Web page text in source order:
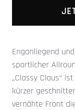
Enganliegend
sportlicher
„Classy Claus“
kürzer
vernähte Front